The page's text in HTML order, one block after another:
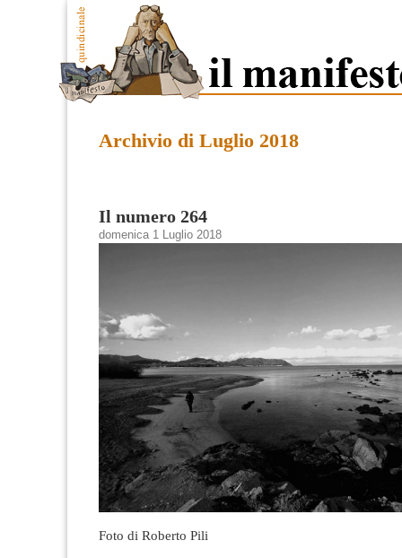
Archivio di Luglio 2018
Il numero 264
domenica 1 Luglio 2018
Foto di Roberto Pili